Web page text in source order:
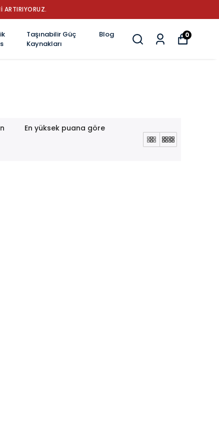
ARTIRIYORUZ.
Taşınabilir Güç
Kaynakları
Blog 0
En yüksek puana göre